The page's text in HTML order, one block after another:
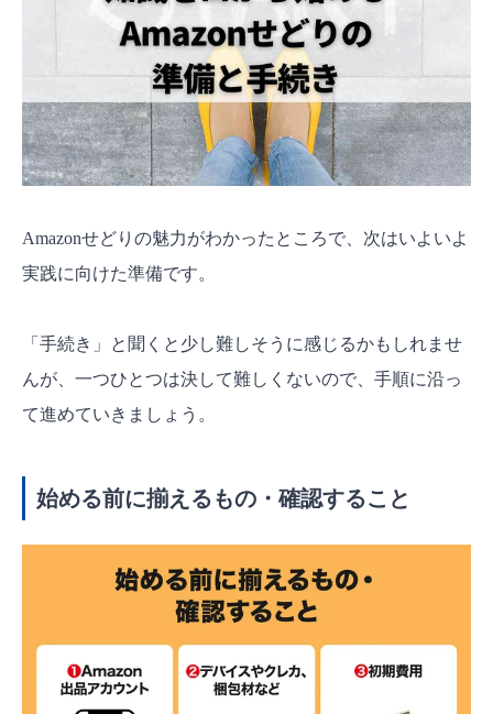
Amazonせどりの魅力がわかったところで、次はいよいよ
実践に向けた準備です。
「手続き」と聞くと少し難しそうに感じるかもしれませ
んが、一つひとつは決して難しくないので、手順に沿っ
て進めていきましょう。
始める前に揃えるもの・確認すること